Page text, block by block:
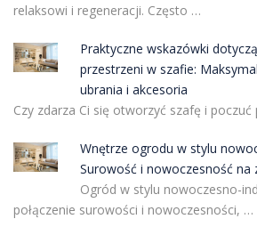
relaksowi i regeneracji. Często …
Praktyczne wskazówki
przestrzeni w szafie:
ubrania i akcesoria
Czy zdarza Ci się otworzyć szafę i
Wnętrze ogrodu w stylu
Surowość i nowoczesność na
Ogród w stylu nowoczesno-
połączenie surowości i nowoczesności, …